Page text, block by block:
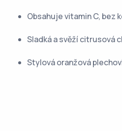
Obsahuje vitamin C, bez
Sladká a svěží citrusová
Stylová oranžová